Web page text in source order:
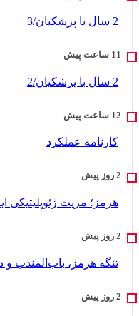
2 سال با پزشکیان/3
2 سال با پزشکیان/2
کارنامه عملکرد
هرمز؛ مزیت ژئوپلیتیکی
تنگه هرمز، باب‌المندب و